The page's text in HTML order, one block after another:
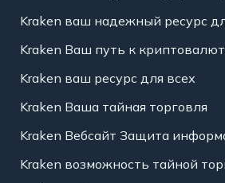
Kraken ваш надежный ресурс
Kraken Ваш путь к
Kraken ваш ресурс для всех
Kraken Ваша тайная торговля
Kraken Вебсайт Защита
Kraken возможность тайной